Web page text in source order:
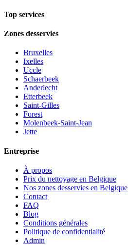
Top services
Zones desservies
Bruxelles
Ixelles
Uccle
Schaerbeek
Anderlecht
Etterbeek
Saint-Gilles
Forest
Molenbeek-Saint-Jean
Jette
Entreprise
À propos
Prix du nettoyage en Belgique
Nos zones desservies en Belgique
Contact
FAQ
Blog
Conditions générales
Politique de confidentialité
Admin